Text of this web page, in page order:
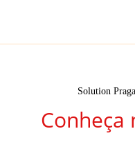
Solution
Conheça